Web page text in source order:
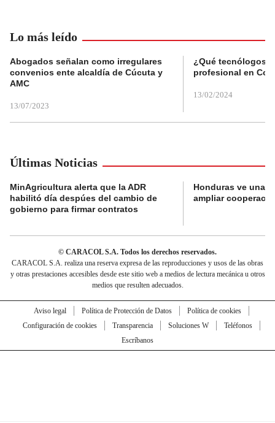
Lo más leído
Abogados señalan como irregulares
convenios ente alcaldía de Cúcuta y
AMC
13/07/2023
¿Qué tecnólogos
profesional en
13/02/2024
Últimas Noticias
MinAgricultura alerta que la ADR
habilitó día despúes del cambio de
gobierno para firmar contratos
Honduras ve una
ampliar
© CARACOL S.A. Todos los derechos reservados.
CARACOL S.A. realiza una reserva expresa de las reproducciones y usos de las obras
y otras prestaciones accesibles desde este sitio web a medios de lectura mecánica u otros
medios que resulten adecuados.
Aviso legal Política de Protección de Datos
Política de cookies
Configuración de cookies
Transparencia Soluciones W
Teléfonos
Escríbanos